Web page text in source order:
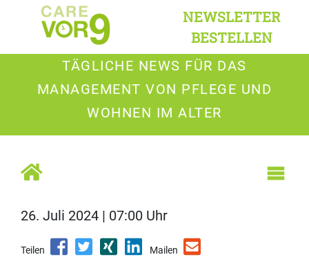
NEWSLETTER
BESTELLEN
TÄGLICHE NEWS FÜR DAS
MANAGEMENT VON PFLEGE UND
WOHNEN IM ALTER
26. Juli 2024 | 07:00 Uhr
Teilen Mailen